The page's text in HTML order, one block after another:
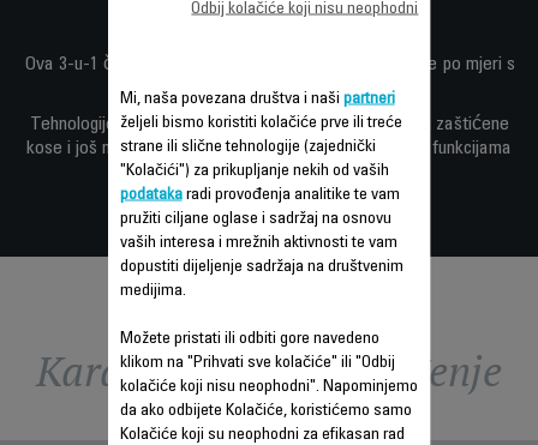
Ova 3-u-1 četka na vrući zrak pruža glamurozne frizure po mjeri s
rezultatima do 2x bržim*.
Tehnologije Rowenta s potpisom – postavka za njegu zaštićene
kose i još mnogo toga – dolaze zajedno s poboljšanim funkcijama
kao nijedna druga.
Karakteristike - Poređenje
Mi, naša povezana društva i naši partneri
željeli bismo koristiti kolačiće prve ili treće
strane ili slične tehnologije (zajednički
"Kolačići") za prikupljanje nekih od vaših
podatakaradi provođenja analitike te vam
pružiti ciljane oglase i sadržaj na osnovu
vaših interesa i mrežnih aktivnosti te vam
dopustiti dijeljenje sadržaja na društvenim
medijima.
Možete pristati ili odbiti gore navedeno
klikom na "Prihvati sve kolačiće" ili "Odbij
kolačiće koji nisu neophodni". Napominjemo
da ako odbijete Kolačiće, koristićemo samo
Kolačiće koji su neophodni za efikasan rad
Odbij kolačiće koji nisu neophodni